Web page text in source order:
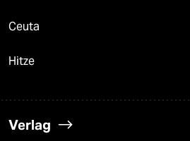
Ceuta
Hitze
Verlag